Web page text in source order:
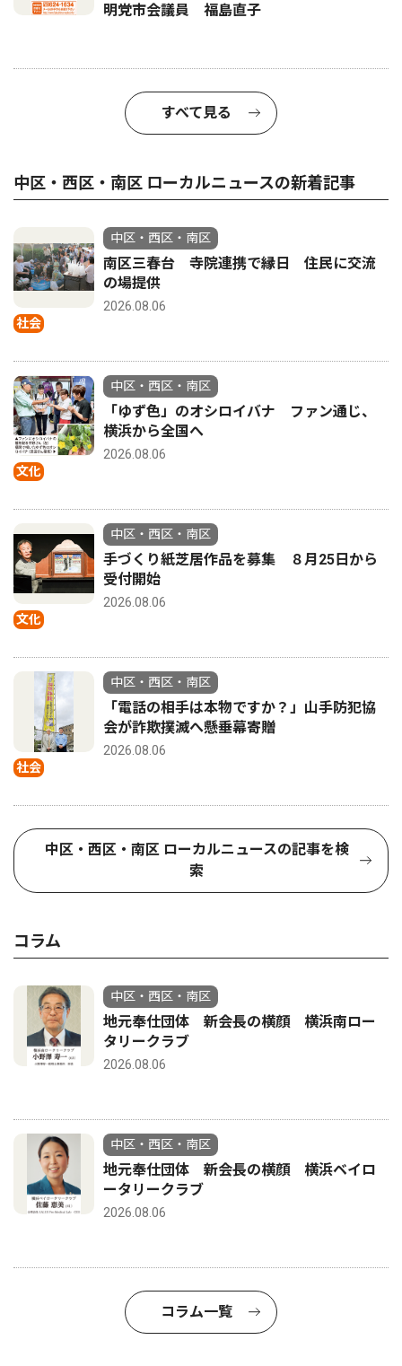
明党市会議員 福島直子
すべて見る
中区・西区・南区 ローカルニュースの新着記事
社会
中区・西区・南区
南区三春台 寺院連携で縁日 住民に交流
の場提供
2026.08.06
文化
中区・西区・南区
「ゆず色」のオシロイバナ ファン通じ、
横浜から全国へ
2026.08.06
文化
中区・西区・南区
手づくり紙芝居作品を募集 ８月25日から
受付開始
2026.08.06
社会
中区・西区・南区
「電話の相手は本物ですか？」山手防犯協
会が詐欺撲滅へ懸垂幕寄贈
2026.08.06
中区・西区・南区 ローカルニュースの記事を検
索
コラム
中区・西区・南区
地元奉仕団体 新会長の横顔 横浜南ロー
タリークラブ
2026.08.06
中区・西区・南区
地元奉仕団体 新会長の横顔 横浜ベイロ
ータリークラブ
2026.08.06
コラム一覧